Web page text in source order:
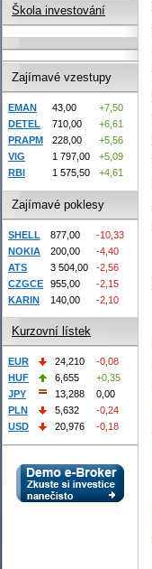
Škola investování
Zajímavé vzestupy
EMAN 43,00
+7,50
DETEL
710,00
+6,61
PRAPM
228,00
+5,56
VIG
1 797,00
+5,09
RBI
1 575,50 +4,61
Zajímavé poklesy
SHELL 877,00
-10,33
NOKIA
200,00
-4,40
ATS
3 504,00
-2,56
CZGCE
955,00
-2,15
KARIN
140,00 -2,10
Kurzovní lístek
EUR 24,210
-0,08
HUF
6,655
+0,35
JPY
13,288
0,00
PLN
5,632
-0,24
USD
20,976 -0,18